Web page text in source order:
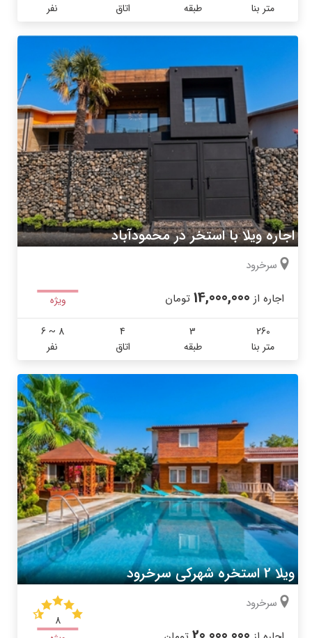
متر بنا
طبقه
اتاق
نفر
اجاره ویلا با استخر در محمودآباد
سرخرود
اجاره از 14,000,000 تومان ویژه
260
متر بنا
3
طبقه
4
اتاق
6 ~ 8
نفر
ویلا 2 استخره شهرکی سرخرود
سرخرود
8